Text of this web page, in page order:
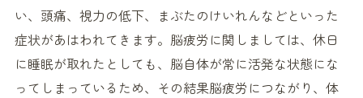
い、頭痛、視力の低下、まぶたのけいれんなどといった
症状があはわれてきます。脳疲労に関しましては、休日
に睡眠が取れたとしても、脳自体が常に活発な状態にな
ってしまっているため、その結果脳疲労につながり、体